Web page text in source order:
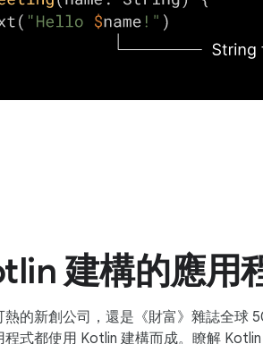
建構的應用
熱的新創公司，還是《財富》雜誌全球
程式都使用 Kotlin 建構而成。瞭解